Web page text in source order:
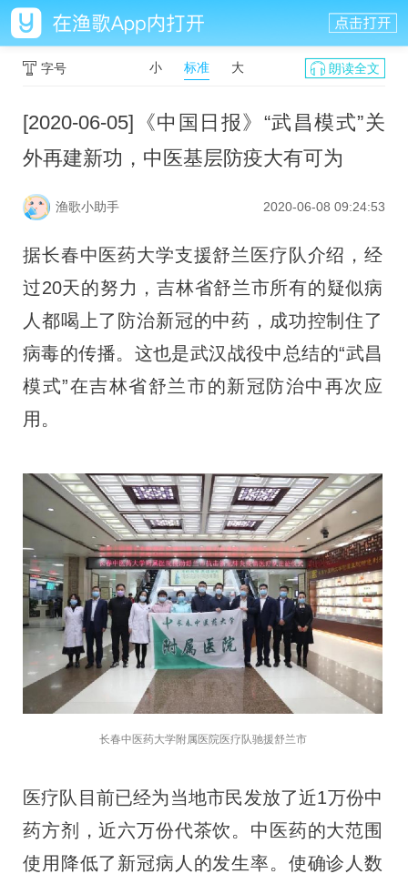
字号 小 标准 大 朗读全文
[2020-06-05]《中国日报》“武昌模式”关
外再建新功，中医基层防疫大有可为
渔歌小助手 2020-06-08 09:24:53
据长春中医药大学支援舒兰医疗队介绍，经
过20天的努力，吉林省舒兰市所有的疑似病
人都喝上了防治新冠的中药，成功控制住了
病毒的传播。这也是武汉战役中总结的“武昌
模式”在吉林省舒兰市的新冠防治中再次应
用。
长春中医药大学附属医院医疗队驰援舒兰市
医疗队目前已经为当地市民发放了近1万份中
药方剂，近六万份代茶饮。中医药的大范围
使用降低了新冠病人的发生率。使确诊人数